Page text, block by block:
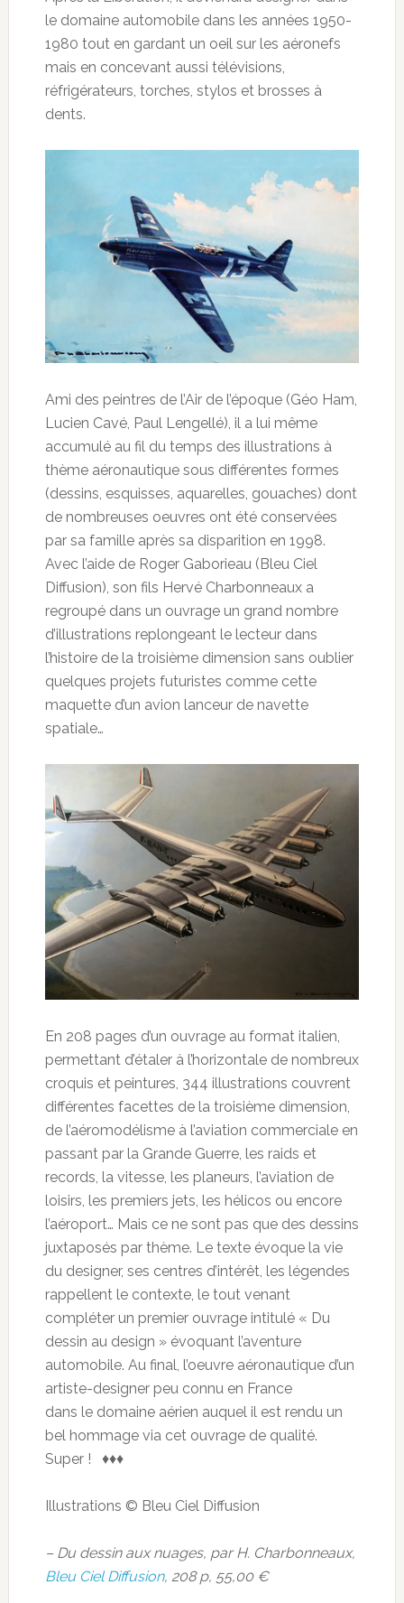
le domaine automobile dans les années 1950-
1980 tout en gardant un oeil sur les aéronefs
mais en concevant aussi télévisions,
réfrigérateurs, torches, stylos et brosses à
dents.
Ami des peintres de l’Air de l’époque (Géo Ham,
Lucien Cavé, Paul Lengellé), il a lui même
accumulé au fil du temps des illustrations à
thème aéronautique sous différentes formes
(dessins, esquisses, aquarelles, gouaches) dont
de nombreuses oeuvres ont été conservées
par sa famille après sa disparition en 1998.
Avec l’aide de Roger Gaborieau (Bleu Ciel
Diffusion), son fils Hervé Charbonneaux a
regroupé dans un ouvrage un grand nombre
d’illustrations replongeant le lecteur dans
l’histoire de la troisième dimension sans oublier
quelques projets futuristes comme cette
maquette d’un avion lanceur de navette
spatiale…
En 208 pages d’un ouvrage au format italien,
permettant d’étaler à l’horizontale de nombreux
croquis et peintures, 344 illustrations couvrent
différentes facettes de la troisième dimension,
de l’aéromodélisme à l’aviation commerciale en
passant par la Grande Guerre, les raids et
records, la vitesse, les planeurs, l’aviation de
loisirs, les premiers jets, les hélicos ou encore
l’aéroport… Mais ce ne sont pas que des dessins
juxtaposés par thème. Le texte évoque la vie
du designer, ses centres d’intérêt, les légendes
rappellent le contexte, le tout venant
compléter un premier ouvrage intitulé « Du
dessin au design » évoquant l’aventure
automobile. Au final, l’oeuvre aéronautique d’un
artiste-designer peu connu en France
dans le domaine aérien auquel il est rendu un
bel hommage via cet ouvrage de qualité.
Super ! ♦♦♦
Illustrations © Bleu Ciel Diffusion
– Du dessin aux nuages, par H. Charbonneaux,
Bleu Ciel Diffusion, 208 p, 55,00 €